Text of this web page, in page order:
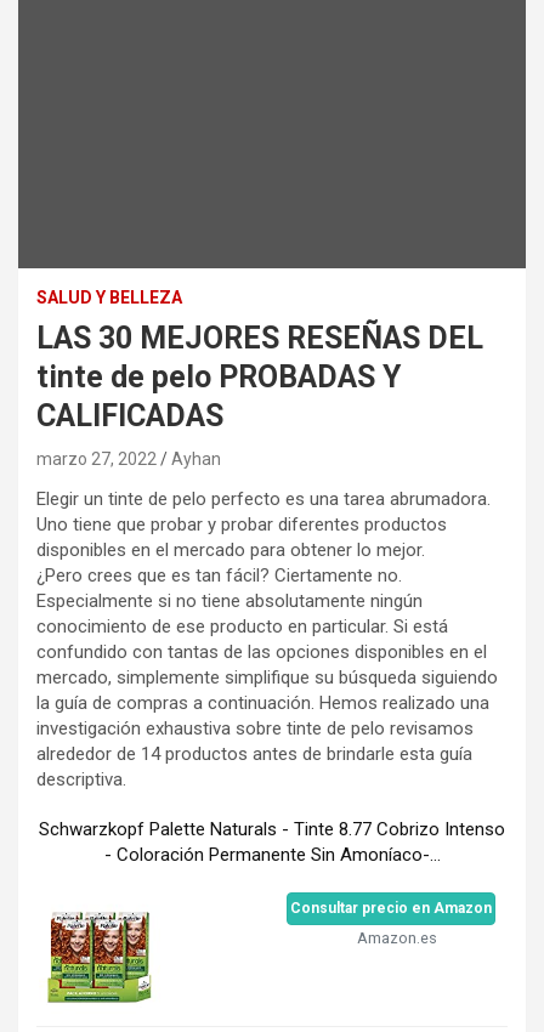
SALUD Y BELLEZA
LAS 30 MEJORES RESEÑAS DEL
tinte de pelo PROBADAS Y
CALIFICADAS
marzo 27, 2022 Ayhan
Elegir un tinte de pelo perfecto es una tarea abrumadora.
Uno tiene que probar y probar diferentes productos
disponibles en el mercado para obtener lo mejor.
¿Pero crees que es tan fácil? Ciertamente no.
Especialmente si no tiene absolutamente ningún
conocimiento de ese producto en particular. Si está
confundido con tantas de las opciones disponibles en el
mercado, simplemente simplifique su búsqueda siguiendo
la guía de compras a continuación. Hemos realizado una
investigación exhaustiva sobre tinte de pelo revisamos
alrededor de 14 productos antes de brindarle esta guía
descriptiva.
Schwarzkopf Palette Naturals - Tinte 8.77 Cobrizo Intenso
- Coloración Permanente Sin Amoníaco-...
Consultar precio en Amazon
Amazon.es